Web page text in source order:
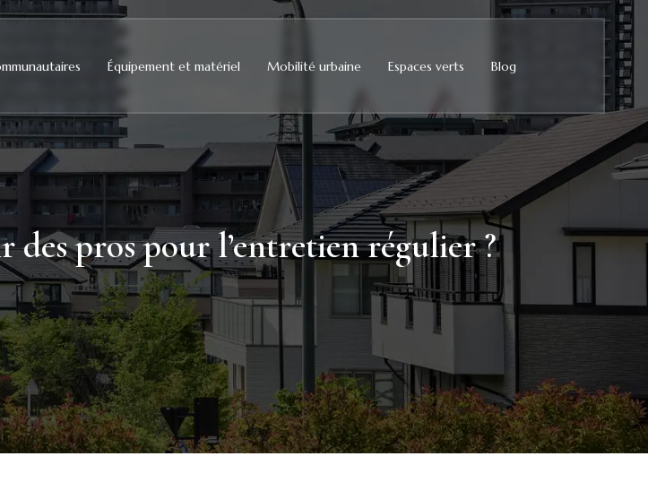
Équipement et matériel Mobilité urbaine Espaces verts Blog
pros pour l’entretien régulier ?